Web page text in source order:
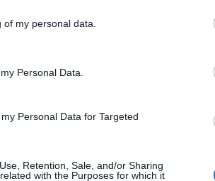
my personal data.
Personal Data.
Personal Data for Targeted
Retention, Sale, and/or Sharing
with the Purposes for which it
le cose potrebbero
nomi della lista sono
più indietro i profili
Venturino, Ferguson
oltre a El
sul destino del turco,